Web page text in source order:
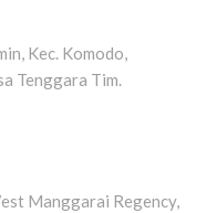
Kec. Komodo,
Tenggara Tim.
Manggarai Regency,